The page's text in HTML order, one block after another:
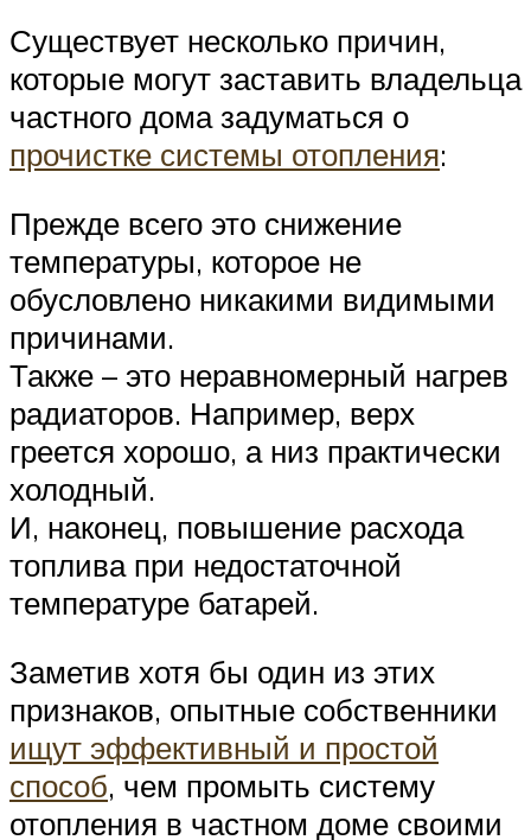
Существует несколько причин,
которые могут заставить владельца
частного дома задуматься о
прочистке системы отопления:
Прежде всего это снижение
температуры, которое не
обусловлено никакими видимыми
причинами.
Также – это неравномерный нагрев
радиаторов. Например, верх
греется хорошо, а низ практически
холодный.
И, наконец, повышение расхода
топлива при недостаточной
температуре батарей.
Заметив хотя бы один из этих
признаков, опытные собственники
ищут эффективный и простой
способ, чем промыть систему
отопления в частном доме своими